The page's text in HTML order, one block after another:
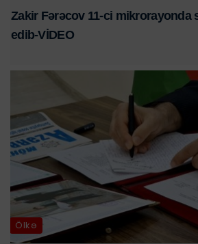
Zakir Fərəcov 11-ci mikrorayonda
edib-VİDEO
Ölkə